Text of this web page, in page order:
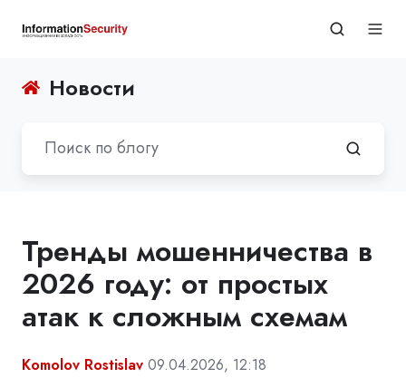
Новости
Тренды мошенничества в
2026 году: от простых
атак к сложным схемам
Komolov Rostislav 09.04.2026, 12:18